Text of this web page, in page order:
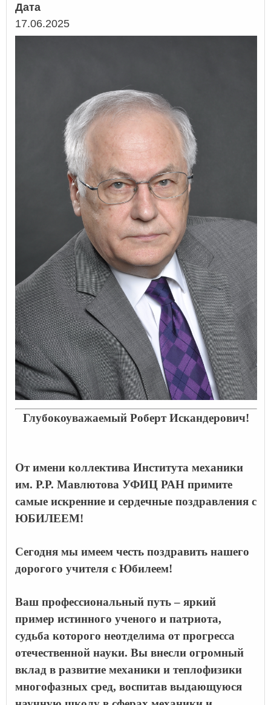
Дата
17.06.2025
Глубокоуважаемый Роберт Искандерович!
От имени коллектива Института механики
им. Р.Р. Мавлютова УФИЦ РАН примите
самые искренние и сердечные поздравления с
ЮБИЛЕЕМ!
Сегодня мы имеем честь поздравить нашего
дорогого учителя с Юбилеем!
Ваш профессиональный путь – яркий
пример истинного ученого и патриота,
судьба которого неотделима от прогресса
отечественной науки. Вы внесли огромный
вклад в развитие механики и теплофизики
многофазных сред, воспитав выдающуюся